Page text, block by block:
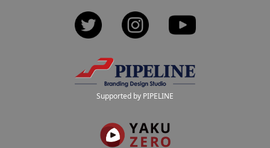
Twitter Instagram
Supported by PIPELINE